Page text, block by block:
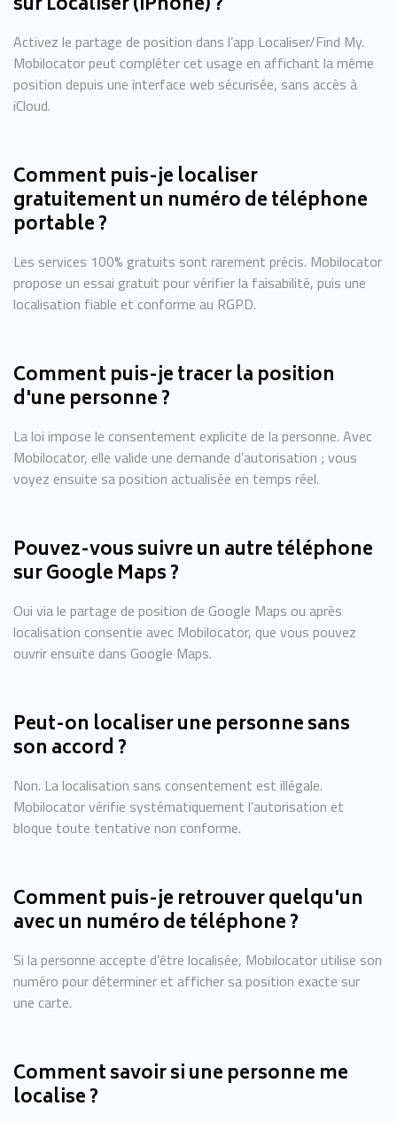
Activez le partage de position dans l’app Localiser/Find My.
Mobilocator peut compléter cet usage en affichant la même
position depuis une interface web sécurisée, sans accès à
iCloud.
Comment puis-je localiser
gratuitement un numéro de téléphone
portable ?
Les services 100% gratuits sont rarement précis. Mobilocator
propose un essai gratuit pour vérifier la faisabilité, puis une
localisation fiable et conforme au RGPD.
Comment puis-je tracer la position
d'une personne ?
La loi impose le consentement explicite de la personne. Avec
Mobilocator, elle valide une demande d’autorisation ; vous
voyez ensuite sa position actualisée en temps réel.
Pouvez-vous suivre un autre téléphone
sur Google Maps ?
Oui via le partage de position de Google Maps ou après
localisation consentie avec Mobilocator, que vous pouvez
ouvrir ensuite dans Google Maps.
Peut-on localiser une personne sans
son accord ?
Non. La localisation sans consentement est illégale.
Mobilocator vérifie systématiquement l’autorisation et
bloque toute tentative non conforme.
Comment puis-je retrouver quelqu'un
avec un numéro de téléphone ?
Si la personne accepte d’être localisée, Mobilocator utilise son
numéro pour déterminer et afficher sa position exacte sur
une carte.
Comment savoir si une personne me
localise ?